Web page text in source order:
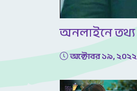
অনলাইনে
অক্টোবর ১৯, ২০২২